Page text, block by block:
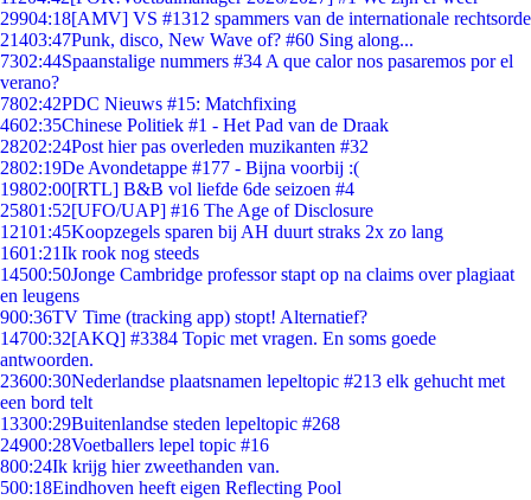
29904:18[AMV] VS #1312 spammers van de internationale rechtsorde
21403:47Punk, disco, New Wave of? #60 Sing along...
7302:44Spaanstalige nummers #34 A que calor nos pasaremos por el
verano?
7802:42PDC Nieuws #15: Matchfixing
4602:35Chinese Politiek #1 - Het Pad van de Draak
28202:24Post hier pas overleden muzikanten #32
2802:19De Avondetappe #177 - Bijna voorbij :(
19802:00[RTL] B&B vol liefde 6de seizoen #4
25801:52[UFO/UAP] #16 The Age of Disclosure
12101:45Koopzegels sparen bij AH duurt straks 2x zo lang
1601:21Ik rook nog steeds
14500:50Jonge Cambridge professor stapt op na claims over plagiaat
en leugens
900:36TV Time (tracking app) stopt! Alternatief?
14700:32[AKQ] #3384 Topic met vragen. En soms goede
antwoorden.
23600:30Nederlandse plaatsnamen lepeltopic #213 elk gehucht met
een bord telt
13300:29Buitenlandse steden lepeltopic #268
24900:28Voetballers lepel topic #16
800:24Ik krijg hier zweethanden van.
500:18Eindhoven heeft eigen Reflecting Pool